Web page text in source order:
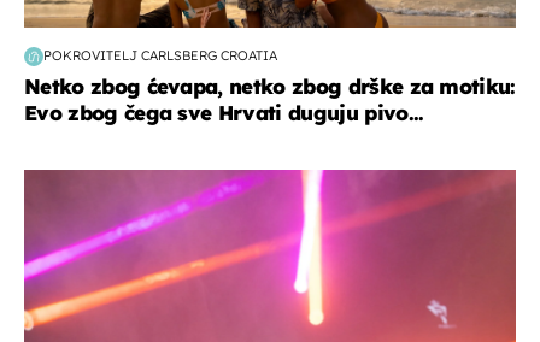
POKROVITELJ CARLSBERG CROATIA
Netko zbog ćevapa, netko zbog drške za motiku:
Evo zbog čega sve Hrvati duguju pivo...